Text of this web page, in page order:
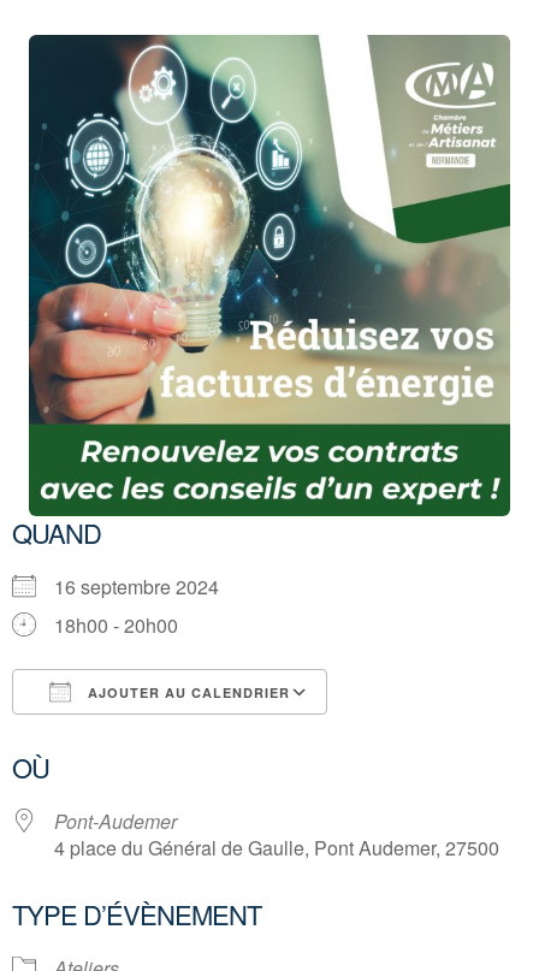
QUAND
16 septembre 2024
18h00 - 20h00
AJOUTER AU CALENDRIER
OÙ
Pont-Audemer
4 place du Général de Gaulle, Pont Audemer, 27500
TYPE D’ÉVÈNEMENT